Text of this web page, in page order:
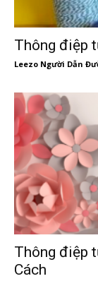
Thông điệp
Leezo Người Dẫn
Thông điệp
Cách